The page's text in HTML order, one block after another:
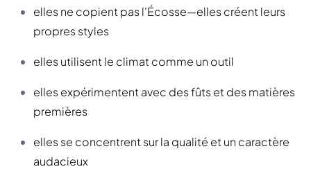
elles ne copient pas l'Écosse—elles créent leurs
propres styles
elles utilisent le climat comme un outil
elles expérimentent avec des fûts et des matières
premières
elles se concentrent sur la qualité et un caractère
audacieux